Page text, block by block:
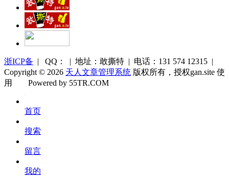
浙ICP备 | QQ： | 地址：敢撕特 | 电话：131 574 12315 |
Copyright © 2026 天人文章管理系统 版权所有，授权gan.site 使
用
库
Powered by 55TR.COM
首页
搜索
留言
我的